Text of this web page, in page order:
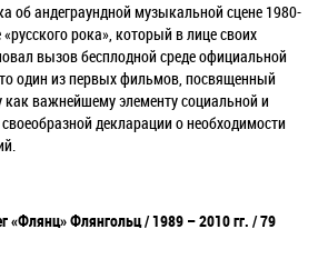
об андеграундной музыкальной сцене 1980-
«русского рока», который в лице своих
вызов бесплодной среде официальной
один из первых фильмов, посвященный
важнейшему элементу социальной и
своеобразной декларации о необходимости
«Флянц» Флянгольц / 1989 –2010 гг. /79